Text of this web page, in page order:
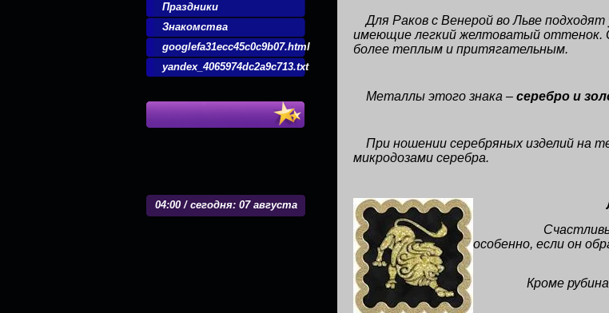
Праздники
Знакомства
googlefa31ecc45c0c9b07.html
yandex_4065974dc2a9c713.txt
04:00 / сегодня: 07 августа
Для Раков с Венерой во Льве подходят
имеющие легкий желтоватый оттенок.
более теплым и притягательным.
Металлы этого знака – серебро и
При ношении серебряных изделий на
микродозами серебра.
особенно, если он
Кроме